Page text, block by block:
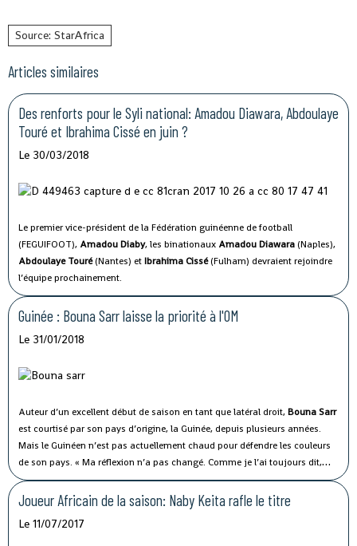
Source: StarAfrica
Articles similaires
Des renforts pour le Syli national: Amadou Diawara, Abdoulaye
Touré et Ibrahima Cissé en juin ?
Le 30/03/2018
Le premier vice-président de la Fédération guinéenne de football
(FEGUIFOOT), Amadou Diaby, les binationaux Amadou Diawara (Naples),
Abdoulaye Touré(Nantes) etIbrahima Cissé(Fulham) devraient rejoindre
l’équipe prochainement.
Guinée : Bouna Sarr laisse la priorité à l'OM
Le 31/01/2018
Auteur d’un excellent début de saison en tant que latéral droit,Bouna Sarr
est courtisé par son pays d’origine, la Guinée, depuis plusieurs années.
Mais le Guinéen n’est pas actuellement chaud pour défendre les couleurs
de son pays. « Ma réflexion n’a pas changé. Comme je l’ai toujours dit,
pour moi, la priorité reste l’OM », a-t-il déclaré à Espace TV Guinée.
Joueur Africain de la saison: Naby Keita rafle le titre
Le 11/07/2017